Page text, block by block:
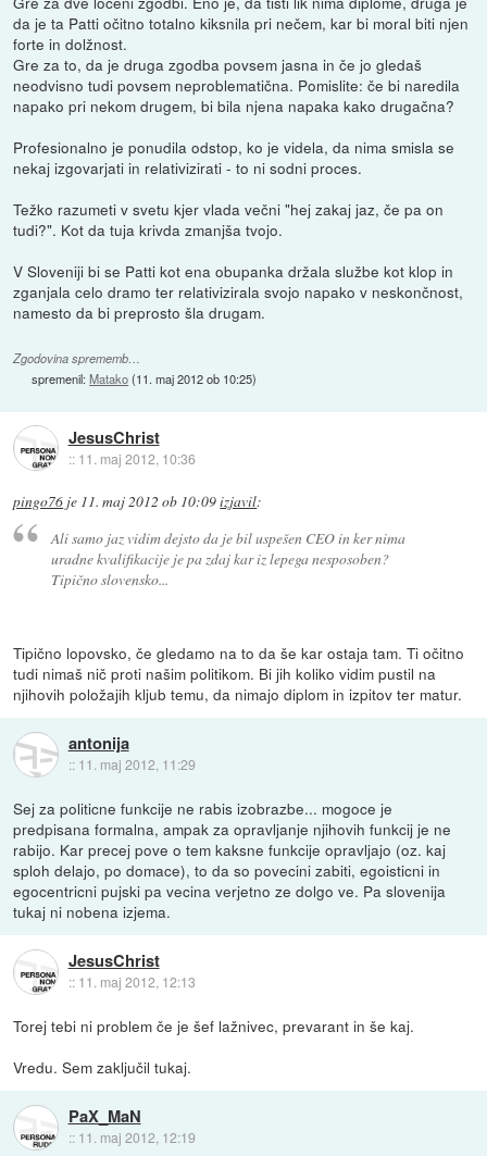
da je ta Patti očitno totalno kiksnila pri nečem, kar bi moral biti njen
forte in dolžnost.
Gre za to, da je druga zgodba povsem jasna in če jo gledaš
neodvisno tudi povsem neproblematična. Pomislite: če bi naredila
napako pri nekom drugem, bi bila njena napaka kako drugačna?
Profesionalno je ponudila odstop, ko je videla, da nima smisla se
nekaj izgovarjati in relativizirati - to ni sodni proces.
Težko razumeti v svetu kjer vlada večni "hej zakaj jaz, če pa on
tudi?". Kot da tuja krivda zmanjša tvojo.
V Sloveniji bi se Patti kot ena obupanka držala službe kot klop in
zganjala celo dramo ter relativizirala svojo napako v neskončnost,
namesto da bi preprosto šla drugam.
Zgodovina sprememb…
spremenil:Matako(11. maj 2012 ob 10:25)
JesusChrist
:: 11. maj 2012, 10:36
pingo76 je 11. maj 2012 ob 10:09izjavil:
Ali samo jaz vidim dejsto da je bil uspešen CEO in ker nima
uradne kvalifikacije je pa zdaj kar iz lepega nesposoben?
Tipično slovensko...
Tipično lopovsko, če gledamo na to da še kar ostaja tam. Ti očitno
tudi nimaš nič proti našim politikom. Bi jih koliko vidim pustil na
njihovih položajih kljub temu, da nimajo diplom in izpitov ter matur.
antonija
:: 11. maj 2012, 11:29
Sej za politicne funkcije ne rabis izobrazbe... mogoce je
predpisana formalna, ampak za opravljanje njihovih funkcij je ne
rabijo. Kar precej pove o tem kaksne funkcije opravljajo (oz. kaj
sploh delajo, po domace), to da so povecini zabiti, egoisticni in
egocentricni pujski pa vecina verjetno ze dolgo ve. Pa slovenija
tukaj ni nobena izjema.
JesusChrist
:: 11. maj 2012, 12:13
Torej tebi ni problem če je šef lažnivec, prevarant in še kaj.
Vredu. Sem zaključil tukaj.
PaX_MaN
:: 11. maj 2012, 12:19